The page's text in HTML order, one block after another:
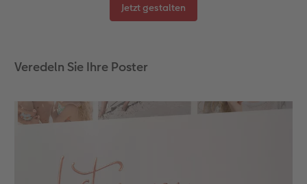
CEWE myPhotos
Anleitungen & Hilfe
Inspiration
CEWE myPhotos
Extras
Wandgestaltung
im Wunschformat
Neuheiten
Karte mit Einsteckfoto
Digitale Grußkarte
CEWE myPhotos
Kundenbeispiele
CEWE myPhotos
Neuheiten
Jetzt gestalten
Veredeln Sie Ihre Poster